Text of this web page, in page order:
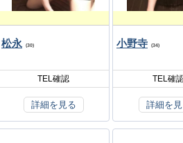
松永 (30)
TEL確認
詳細を見る
小野寺 (34)
TEL確
詳細を